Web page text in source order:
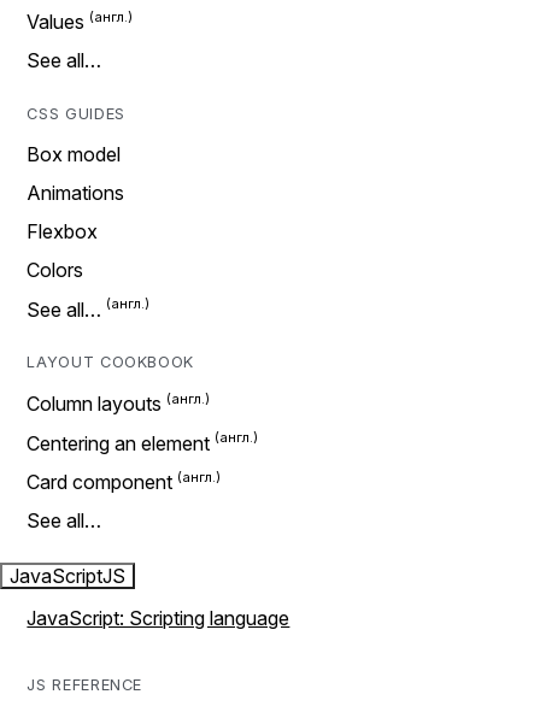
Values
See all…
CSS GUIDES
Box model
Animations
Flexbox
Colors
See all…
LAYOUT COOKBOOK
Column layouts
Centering an element
Card component
See all…
JavaScriptJS
JavaScript: Scripting language
JS REFERENCE